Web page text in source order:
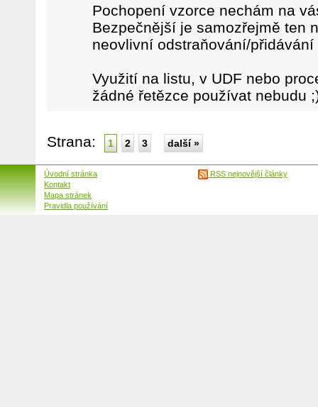
Pochopení vzorce nechám na
Bezpečnější je samozřejmě ten
neovlivní odstraňování/přidávání
Využití na listu, v UDF nebo
žádné řetězce používat nebudu
Strana: 1 2 3 další »
Úvodní stránka
Kontakt
Mapa stránek
Pravidla používání
RSS nejnovější články